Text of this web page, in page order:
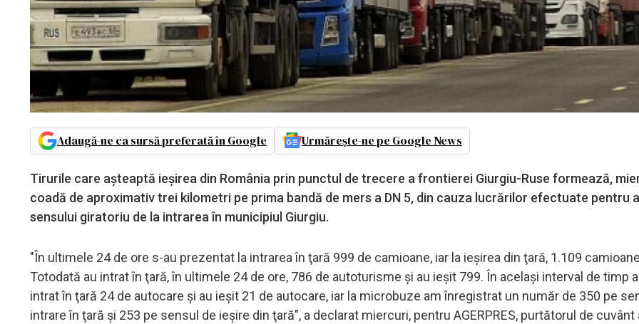
Adaugă-ne ca sursă preferată în Google Urmărește-ne pe Google News
Tirurile care aşteaptă ieşirea din România prin punctul de trecere a frontierei Giurgiu-Ruse formează,
coadă de aproximativ trei kilometri pe prima bandă de mers a DN 5, din cauza lucrărilor efectuate pentru
sensului giratoriu de la intrarea în municipiul Giurgiu.
"În ultimele 24 de ore s-au prezentat la intrarea în ţară 999 de camioane, iar la ieşirea din ţară, 1.109
Totodată au intrat în ţară, în ultimele 24 de ore, 786 de autoturisme şi au ieşit 799. În acelaşi interval de timp
intrat în ţară 24 de autocare şi au ieşit 21 de autocare, iar la microbuze am înregistrat un număr de 350 pe
intrare în ţară şi 253 pe sensul de ieşire din ţară", a declarat miercuri, pentru AGERPRES, purtătorul de cuvânt